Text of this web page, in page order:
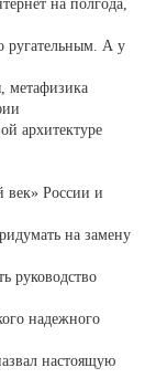
на полгода,
ругательным. А у
метафизика
архитектуре
век» России и
на замену
руководство
надежного
настоящую